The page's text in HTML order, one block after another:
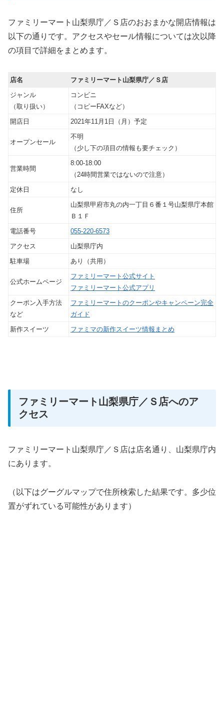
ファミリーマート山梨県庁／Ｓ店のおおまかな開店情報は
以下の通りです。アクセスやセール情報については次以降
の項目で詳細をまとめます。
店名
ファミリーマート山梨県庁／Ｓ店
ジャンル
（取り扱い）
コンビニ
（コピーFAXなど）
開店日
2021年11月1日（月）予定
オープンセール
不明
（少し下の項目の情報も要チェック）
営業時間
8:00-18:00
（24時間営業ではないので注意）
定休日
なし
住所
山梨県甲府市丸の内一丁目６番１号山梨県庁本館
Ｂ１Ｆ
電話番号
055-220-6573
アクセス
山梨県庁内
駐車場
あり（共用）
公式ホームページ
ファミリーマート公式サイト
ファミリーマート公式アプリ
クーポン入手方法
など
ファミリーマートのクーポンやキャンペーン完全
ガイド
新作スイーツ
ファミマの新作スイーツ情報まとめ
ファミリーマート山梨県庁／Ｓ店へのア
クセス
ファミリーマート山梨県庁／Ｓ店は店名通り、山梨県庁内
にあります。
（以下はグーグルマップで住所検索した結果です。多少位
置がずれている可能性があります）